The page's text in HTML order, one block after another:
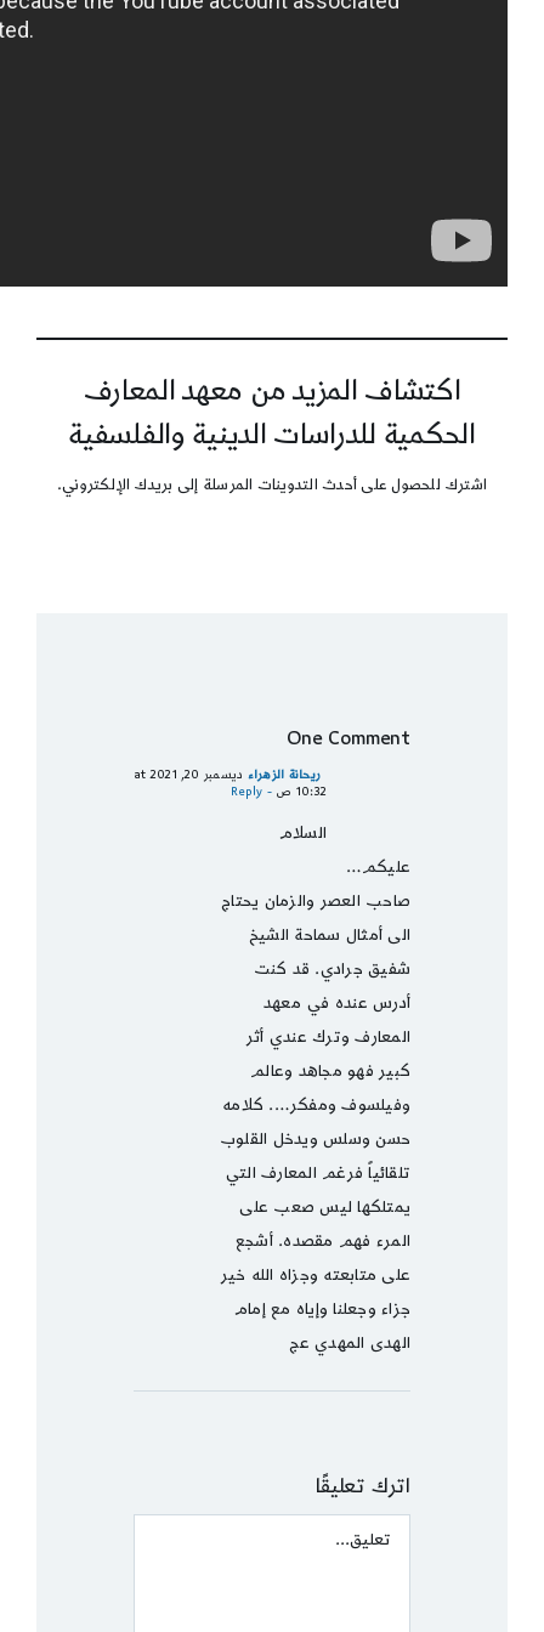
اكتشاف المزيد من معهد المعارف
الحكمية للدراسات الدينية والفلسفية
اشترك للحصول على أحدث التدوينات المرسلة إلى بريدك الإلكتروني.
One Comment
ريحانة الزهراء
ديسمبر 20, 2021 at
10:32 ص
- Reply
السلام
عليكم…
صاحب العصر والزمان يحتاج
الى أمثال سماحة الشيخ
شفيق جرادي. قد كنت
أدرس عنده في معهد
المعارف وترك عندي أثر
كبير فهو مجاهد وعالم
وفيلسوف ومفكر…. كلامه
حسن وسلس ويدخل القلوب
تلقائياً فرغم المعارف التي
يمتلكها ليس صعب على
المرء فهم مقصده. أشجع
على متابعته وجزاه الله خير
جزاء وجعلنا وإياه مع إمام
الهدى المهدي عج
اترك تعليقًا
Comment